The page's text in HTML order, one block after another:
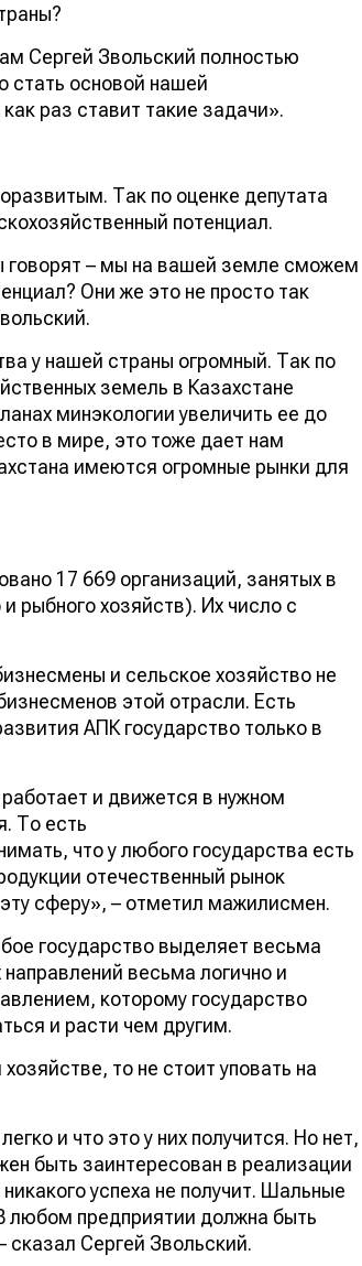
Сергей Звольский полностью
стать основой нашей
раз ставит такие задачи».
Так по оценке депутата
потенциал.
говорят – мы на вашей земле сможем
Они же это не просто так
у нашей страны огромный. Так по
земель в Казахстане
минэкологии увеличить ее до
в мире, это тоже дает нам
имеются огромные рынки для
17 669 организаций, занятых в
рыбного хозяйств). Их число с
и сельское хозяйство не
этой отрасли. Есть
АПК государство только в
и движется в нужном
То есть
что у любого государства есть
отечественный рынок
сферу», – отметил мажилисмен.
государство выделяет весьма
весьма логично и
которому государство
и расти чем другим.
то не стоит уповать на
и что это у них получится. Но нет,
быть заинтересован в реализации
успеха не получит. Шальные
любом предприятии должна быть
сказал Сергей Звольский.